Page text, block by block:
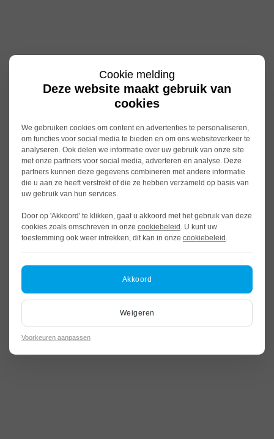
Cookie melding
Deze website maakt gebruik van
cookies
We gebruiken cookies om content en advertenties te personaliseren,
om functies voor social media te bieden en om ons websiteverkeer te
analyseren. Ook delen we informatie over uw gebruik van onze site
met onze partners voor social media, adverteren en analyse. Deze
partners kunnen deze gegevens combineren met andere informatie
die u aan ze heeft verstrekt of die ze hebben verzameld op basis van
uw gebruik van hun services.
Door op 'Akkoord' te klikken, gaat u akkoord met het gebruik van deze
cookies zoals omschreven in onze cookiebeleid . U kunt uw
toestemming ook weer intrekken, dit kan in onze cookiebeleid .
Akkoord
Weigeren
Voorkeuren aanpassen